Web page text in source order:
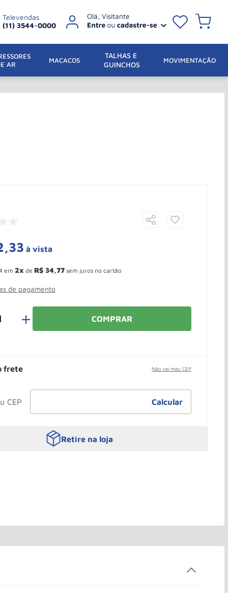
Televendas
(11) 3544-0000
AR
MACACOS
TALHAS E
GUINCHOS
MOVIMENTAÇÃO
,33 à vista
em 2 de R$ 34,77sem juros no cartão
de pagamento
＋ COMPRAR
frete Não sei meu CEP
Retire na loja